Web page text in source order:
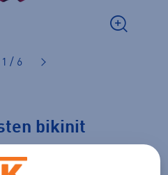
1 / 6
bikinit